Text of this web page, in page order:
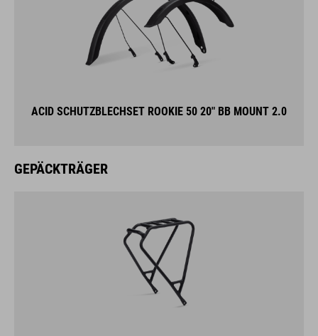
ACID SCHUTZBLECHSET ROOKIE 50 20" BB MOUNT 2.0
GEPÄCKTRÄGER